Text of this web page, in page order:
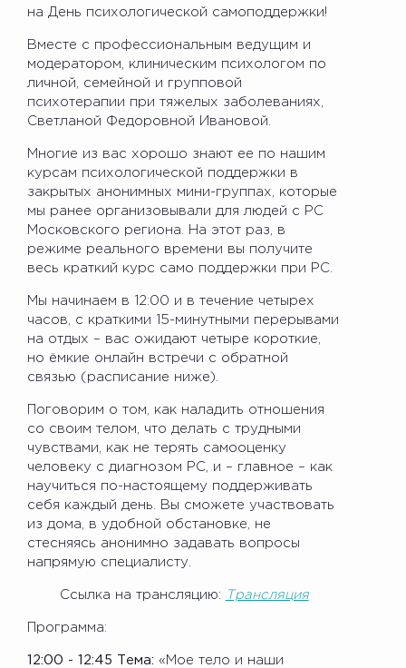
на День психологической самоподдержки!
Вместе с профессиональным ведущим и
модератором, клиническим психологом по
личной, семейной и групповой
психотерапии при тяжелых заболеваниях,
Светланой Федоровной Ивановой.
Многие из вас хорошо знают ее по нашим
курсам психологической поддержки в
закрытых анонимных мини-группах, которые
мы ранее организовывали для людей с РС
Московского региона. На этот раз, в
режиме реального времени вы получите
весь краткий курс само поддержки при РС.
Мы начинаем в 12:00 и в течение четырех
часов, с краткими 15-минутными перерывами
на отдых – вас ожидают четыре короткие,
но ёмкие онлайн встречи с обратной
связью (расписание ниже).
Поговорим о том, как наладить отношения
со своим телом, что делать с трудными
чувствами, как не терять самооценку
человеку с диагнозом РС, и – главное – как
научиться по-настоящему поддерживать
себя каждый день. Вы сможете участвовать
из дома, в удобной обстановке, не
стесняясь анонимно задавать вопросы
напрямую специалисту.
Ссылка на трансляцию: Трансляция
Программа:
12:00 - 12:45 Тема: «Мое тело и наши